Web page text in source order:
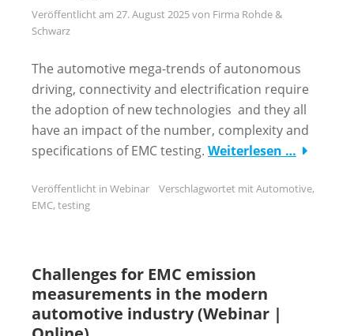
Veröffentlicht am 27. August 2025von Firma Rohde &
Schwarz
The automotive mega-trends of autonomous
driving, connectivity and electrification require
the adoption of new technologies and they all
have an impact of the number, complexity and
specifications of EMC testing. Weiterlesen …
Veröffentlicht in Webinar Verschlagwortet mitAutomotive,
EMC, testing
Challenges for EMC emission
measurements in the modern
automotive industry (Webinar |